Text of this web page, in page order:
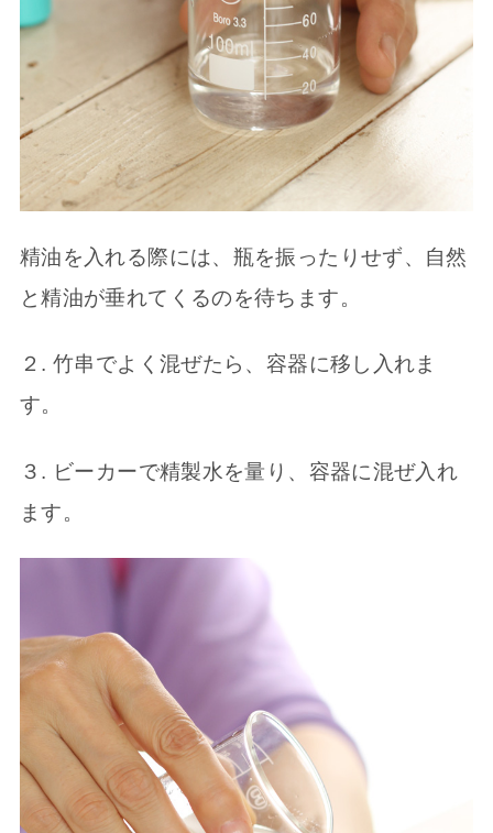
精油を入れる際には、瓶を振ったりせず、自然
と精油が垂れてくるのを待ちます。
２. 竹串でよく混ぜたら、容器に移し入れま
す。
３. ビーカーで精製水を量り、容器に混ぜ入れ
ます。